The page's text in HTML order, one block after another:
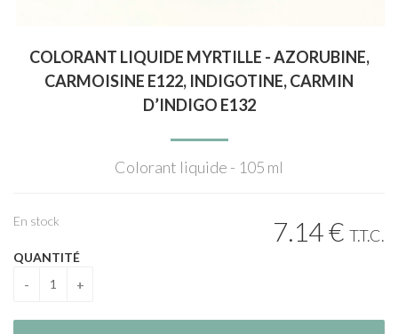
COLORANT LIQUIDE MYRTILLE - AZORUBINE,
CARMOISINE E122, INDIGOTINE, CARMIN
D’INDIGO E132
Colorant liquide - 105 ml
7.14€ T.T.C.
En stock
QUANTITÉ